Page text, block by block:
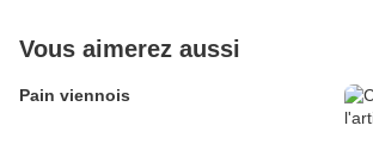
Vous aimerez aussi
Pain viennois